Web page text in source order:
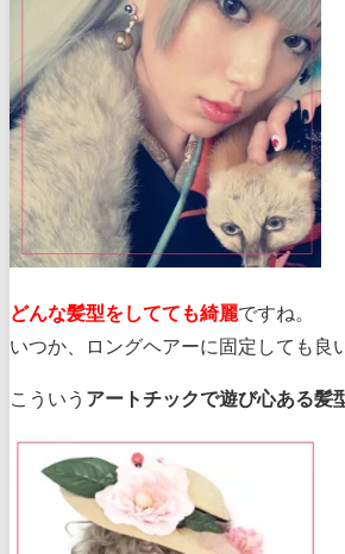
どんな髪型をしてても綺麗ですね。
いつか、ロングヘアーに固定しても良
こういう アートチックで遊び心ある髪